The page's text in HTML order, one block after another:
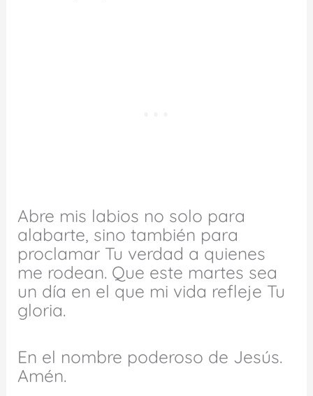
Abre mis labios no solo para
alabarte, sino también para
proclamar Tu verdad a quienes
me rodean. Que este martes sea
un día en el que mi vida refleje Tu
gloria.
En el nombre poderoso de Jesús.
Amén.